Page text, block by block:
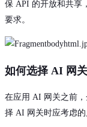
保 API 的开放和共享
要求。
如何选择 AI 网
在应用 AI 网关之前
择 AI 网关时应考虑的